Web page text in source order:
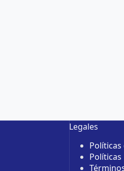
Legales
Políticas
Políticas